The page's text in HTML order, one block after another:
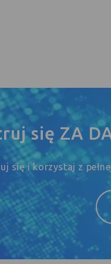
się ZA
się i korzystaj z